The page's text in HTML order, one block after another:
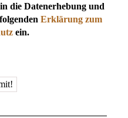
die Datenerhebung und
Erklärung zum
ein.